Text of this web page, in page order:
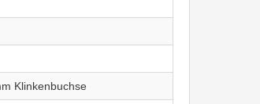
Klinkenbuchse